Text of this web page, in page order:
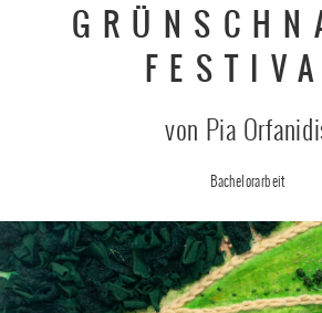
von Pia
Bachelorarbeit